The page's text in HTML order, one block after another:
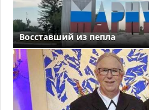
Восставший из пепла